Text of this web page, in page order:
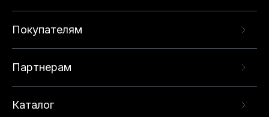
Покупателям
Партнерам
Каталог